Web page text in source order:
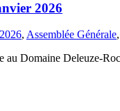
2026
2026, Assemblée Générale,
au Domaine Deleuze-